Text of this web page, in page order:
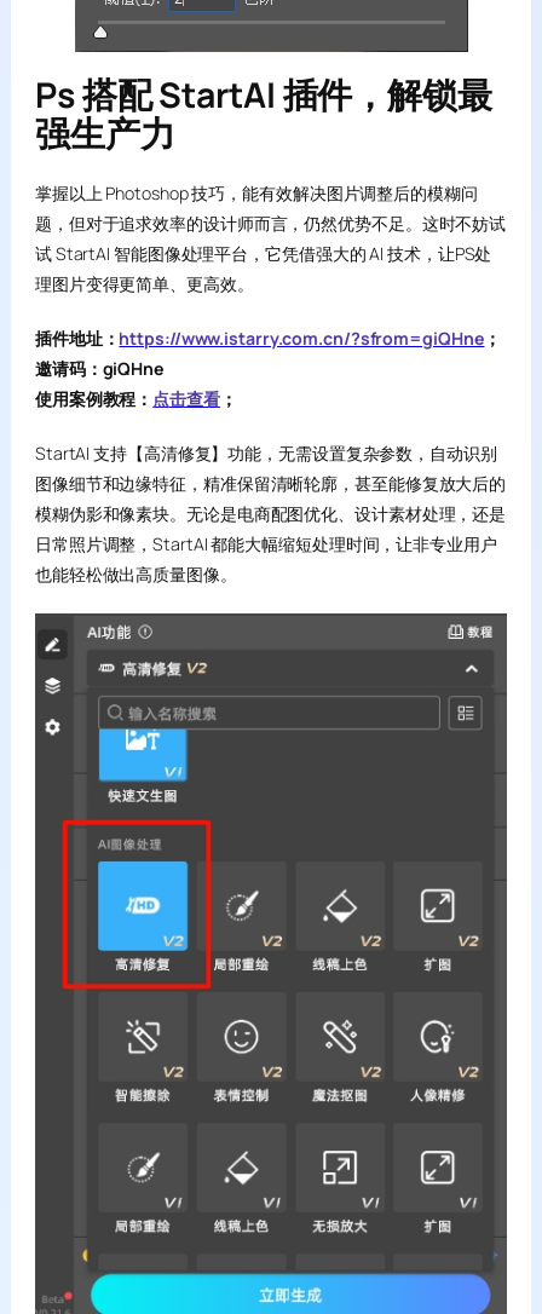
Ps 搭配 StartAI 插件，解锁最
强生产力
掌握以上 Photoshop 技巧，能有效解决图片调整后的模糊问
题，但对于追求效率的设计师而言，仍然优势不足。这时不妨试
试 StartAI 智能图像处理平台，它凭借强大的 AI 技术，让PS处
理图片变得更简单、更高效。
插件地址： https://www.istarry.com.cn/?sfrom=giQHne ；
邀请码：giQHne
使用案例教程： 点击查看；
StartAI 支持【高清修复】功能，无需设置复杂参数，自动识别
图像细节和边缘特征，精准保留清晰轮廓，甚至能修复放大后的
模糊伪影和像素块。无论是电商配图优化、设计素材处理，还是
日常照片调整，StartAI 都能大幅缩短处理时间，让非专业用户
也能轻松做出高质量图像。